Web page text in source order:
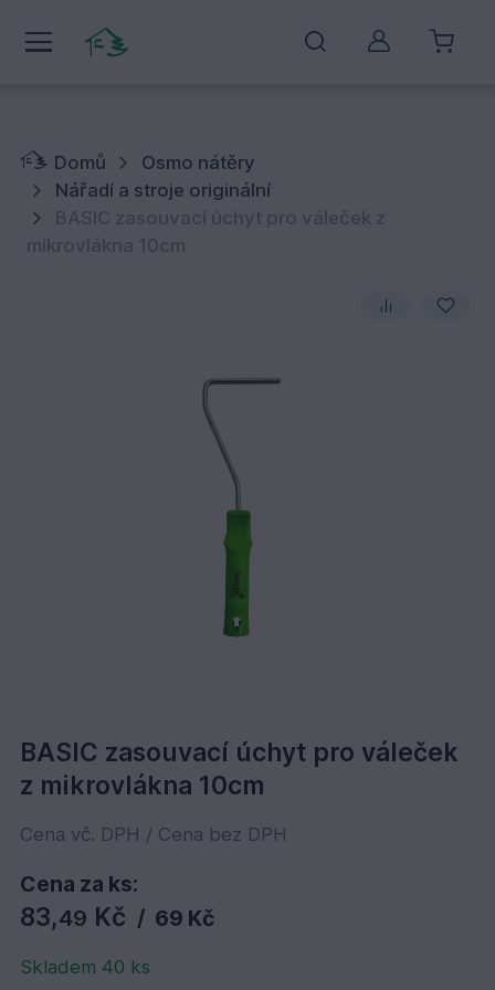
Můj účet
Domů
Osmo nátěry
Nářadí a stroje originální
BASIC zasouvací úchyt pro váleček z
mikrovlákna 10cm
BASIC zasouvací úchyt pro váleček
z mikrovlákna 10cm
Cena vč. DPH / Cena bez DPH
Cena za ks:
83,49 Kč / 69 Kč
Skladem 40 ks